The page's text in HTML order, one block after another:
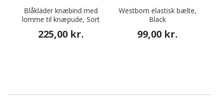
Blåkläder knæbind med
lomme til knæpude, Sort
225,00 kr.
Westborn elastisk bælte,
Black
99,00 kr.